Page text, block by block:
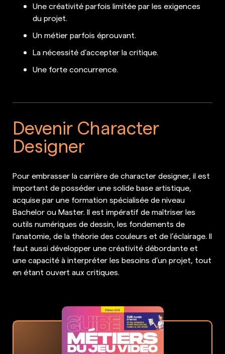
Une créativité parfois limitée par les exigences
du projet.
Un métier parfois éprouvant.
La nécessité d’accepter la critique.
Une forte concurrence.
Devenir Character
Designer
Pour embrasser la carrière de character designer, il est
important de posséder une solide base artistique,
acquise par une formation spécialisée de niveau
Bachelor ou Master. Il est impératif de maîtriser les
outils numériques de dessin, les fondements de
l’anatomie, de la théorie des couleurs et de l’éclairage. Il
faut aussi développer une créativité débordante et
une capacité à interpréter les besoins d’un projet, tout
en étant ouvert aux critiques.